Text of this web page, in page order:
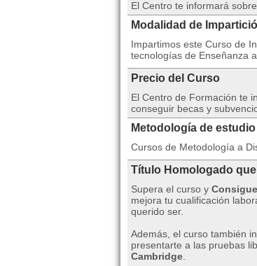
El Centro te informará
Modalidad de
Impartimos este Curso de
tecnologías de Enseñanza
Precio del Curso
El Centro de Formación te
conseguir becas y
Metodología de estudio
Cursos de Metodología a
Título Homologado
Supera el curso y
mejora tu cualificación
querido ser.
Además, el curso también
presentarte a las pruebas
Cambridge